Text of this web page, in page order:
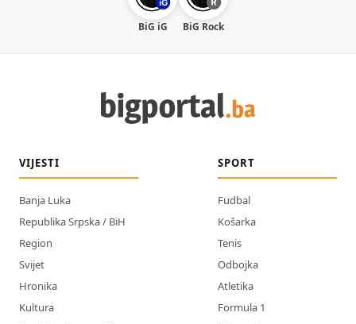
BiG iG BiG Rock
VIJESTI
Banja Luka
Republika Srpska / BiH
Region
Svijet
Hronika
Kultura
SPORT
Fudbal
Košarka
Tenis
Odbojka
Atletika
Formula 1